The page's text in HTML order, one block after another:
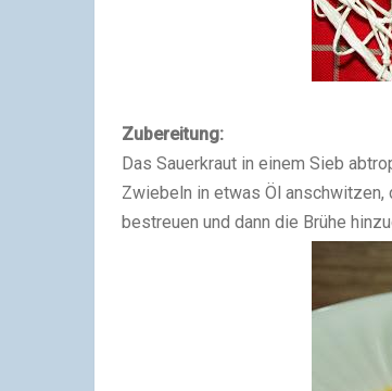
Zubereitung:
Das Sauerkraut in einem Sieb
Zwiebeln in etwas Öl
bestreuen und dann die Brühe